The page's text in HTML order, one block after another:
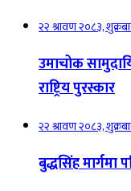
२२ श्रावण २०८३,
उमाचोक
राष्ट्रिय पुरस्कार
२२ श्रावण २०८३,
बुद्धसिंह मार्गमा